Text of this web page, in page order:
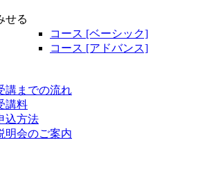
せる
コース [ベーシック]
コース [アドバンス]
講までの流れ
講料
込方法
明会のご案内